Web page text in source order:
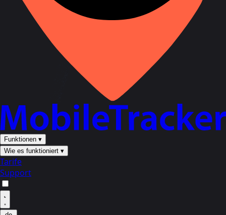
Funktionen ▾
Wie es funktioniert ▾
Tarife
Support